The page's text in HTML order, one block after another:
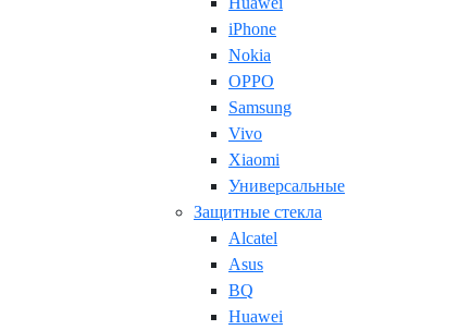
iPhone
Nokia
OPPO
Samsung
Vivo
Xiaomi
Универсальные
Защитные стекла
Alcatel
Asus
BQ
Huawei